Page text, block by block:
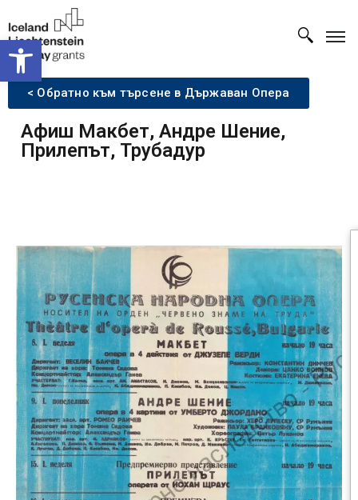
Open toolbar
< Обратно към търсене в Държаван Опера
Афиш Макбет, Андре Шение,
Прилепът, Трубадур